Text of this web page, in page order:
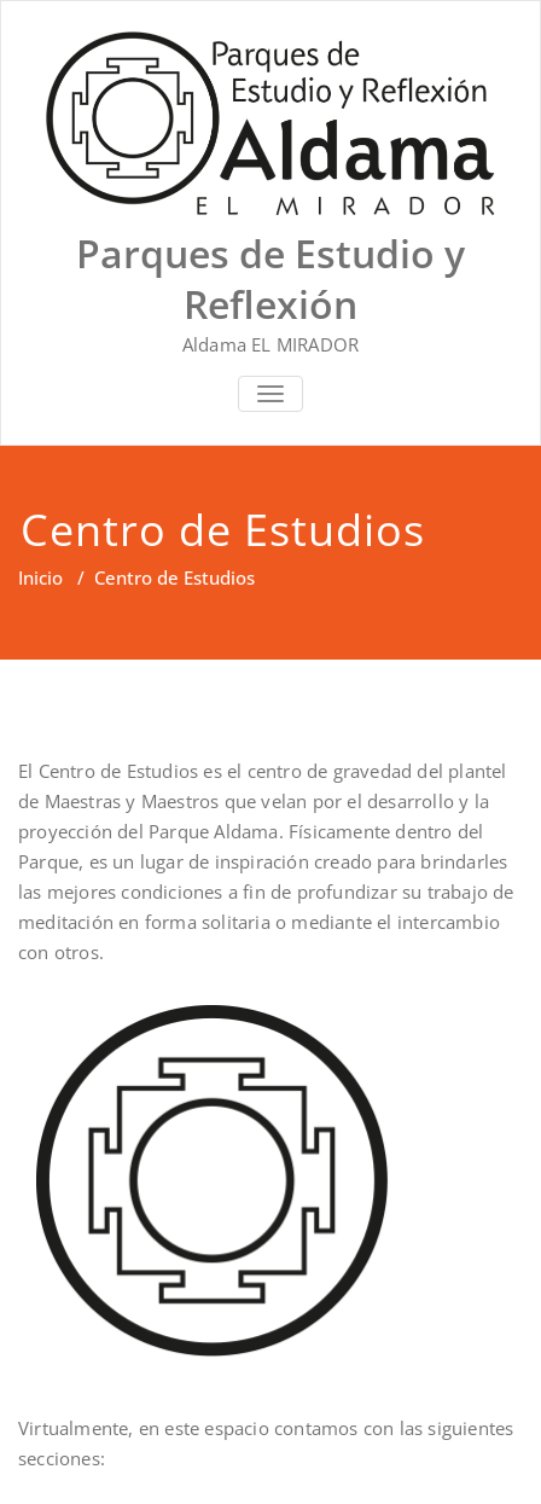
contenido
Parques de Estudio y
Reflexión
Aldama EL MIRADOR
ALTERNAR NAVEGACIÓN
Centro de Estudios
Inicio / Centro de Estudios
El Centro de Estudios es el centro de gravedad del plantel
de Maestras y Maestros que velan por el desarrollo y la
proyección del Parque Aldama. Físicamente dentro del
Parque, es un lugar de inspiración creado para brindarles
las mejores condiciones a fin de profundizar su trabajo de
meditación en forma solitaria o mediante el intercambio
con otros.
Virtualmente, en este espacio contamos con las siguientes
secciones: